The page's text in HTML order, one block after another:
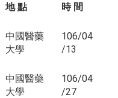
地 點
時 間
中國醫藥
大學
106/04
/13
中國醫藥
大學
106/04
/27